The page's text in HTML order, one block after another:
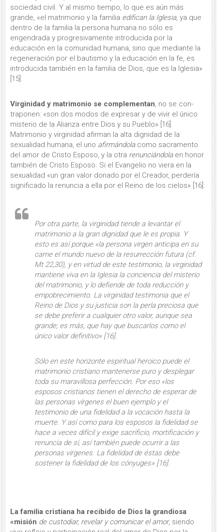
sociedad civil. Y al mismo tiempo, lo que es aún más
grande, «el matrimonio y la familia edifican la Iglesia, ya que
dentro de la familia la persona humana no sólo es
engendrada y progresivamente introducida por la
educación en la comunidad humana, sino que mediante la
regeneración por el bautismo y la educación en la fe, es
introducida también en la familia de Dios, que es la Iglesia»
[15].
Virginidad y matrimonio se complementan, no se con­
traponen: «son dos modos de expresar y de vivir el único
misterio de la Alianza entre Dios y su Pueblo» [16].
Matrimonio y virginidad afirman la alta dignidad de la
sexualidad humana, el uno afirmándolacomo sacramento
del amor de Cristo Esposo, y la otra re­nunciándolaen honor
también de Cristo Esposo. Si el Evangelio no viera en la
sexualidad «un gran valor donado por el Creador, perdería
significado la renun­cia a ella por el Reino de los cielos» [16].
Por otra parte, la virginidad tiende a levantar el
matrimonioa la gran digni­dad que le es propia. Y
esto es así por­que «la persona virgen anticipa en su
carne el mundo nuevo de la resurrec­ción futura (cf.
Mt 22,30), y en virtud de este testimonio, la virginidad
mantiene viva en la Iglesia la conciencia del mis­terio
del matrimonio, y lo defiende de toda reducción y
empobrecimiento. La virginidad testimonia que el
Reino de Dios y su justicia son la perla preciosa que
se debe preferir a cualquier otro valor, aunque sea
grande; es más, que hay que buscarlos como el
único valor definitivo» [16].
Sólo en este horizonte espiritual he­roico puede el
matrimonio cristiano mantenerse puro y desplegar
toda su maravillosa perfección. Por eso «los
esposos cristianos tienen el derecho de esperar de
las personas vírgenes el buen ejemplo y el
testimonio de una fi­delidad a la vocación hasta la
muerte. Y así como para los esposos la fidelidad se
hace a veces difícil y exige sacrificio, mortificación y
renuncia de sí, así tam­bién puede ocurrir a las
personas vírge­nes. La fidelidad de éstas debe
sostener la fidelidad de los cónyuges» [16].
La familia cristiana ha recibido de Dios la grandiosa
«misión de custodiar, revelar y comunicar el amor, siendo